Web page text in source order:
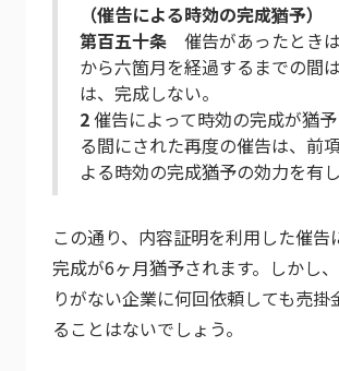
（催告による時効の完成猶予）
第百五十条 催告があったとき
から六箇月を経過するまでの間
は、完成しない。
2催告によって時効の完成が猶
る間にされた再度の催告は、前
よる時効の完成猶予の効力を有し
この通り、内容証明を利用した催告
完成が6ヶ月猶予されます。しかし
りがない企業に何回依頼しても売掛
ることはないでしょう。